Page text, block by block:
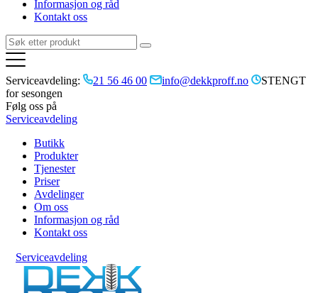
Informasjon og råd
Kontakt oss
Serviceavdeling: 21 56 46 00 info@dekkproff.no
STENGT
for sesongen
Følg oss på
Serviceavdeling
Butikk
Produkter
Tjenester
Priser
Avdelinger
Om oss
Informasjon og råd
Kontakt oss
Serviceavdeling